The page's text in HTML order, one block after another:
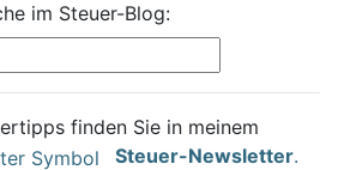
im Steuer-Blog:
finden Sie in meinem
Steuer-Newsletter.